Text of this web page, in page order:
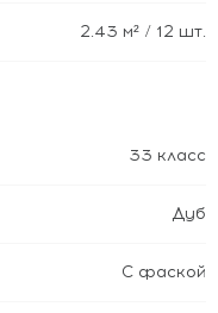
2.43 м² / 12 шт.
33 класс
Дуб
С фаской